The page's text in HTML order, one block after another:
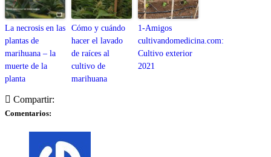
La necrosis en las
plantas de
marihuana – la
muerte de la
planta
Cómo y cuándo
hacer el lavado
de raíces al
cultivo de
marihuana
1-Amigos
cultivandomedicina.com:
Cultivo exterior
2021
Compartir:
Comentarios: